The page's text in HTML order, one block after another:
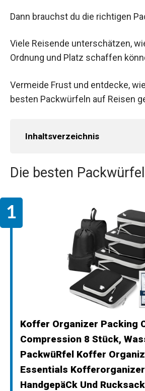
Dann brauchst du die richtigen
Viele Reisende unterschätzen,
Ordnung und Platz schaffen
Vermeide Frust und entdecke,
besten Packwürfeln auf Reisen
Inhaltsverzeichnis
Die besten
Koffer Organizer Packing
Compression 8 Stück,
PackwüRfel Koffer
Essentials Kofferorganizer
HandgepäCk Und Rucksack